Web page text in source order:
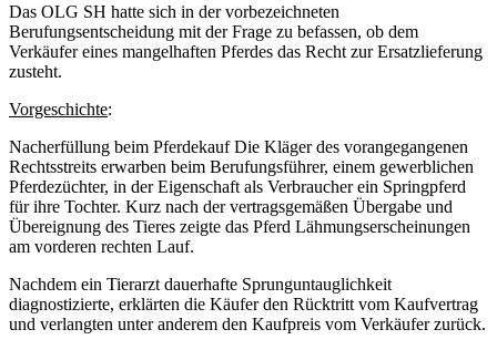
Das OLG SH hatte sich in der vorbezeichneten
Berufungsentscheidung mit der Frage zu befassen, ob dem
Verkäufer eines mangelhaften Pferdes das Recht zur Ersatzlieferung
zusteht.
Vorgeschichte:
Nacherfüllung beim Pferdekauf Die Kläger des vorangegangenen
Rechtsstreits erwarben beim Berufungsführer, einem gewerblichen
Pferdezüchter, in der Eigenschaft als Verbraucher ein Springpferd
für ihre Tochter. Kurz nach der vertragsgemäßen Übergabe und
Übereignung des Tieres zeigte das Pferd Lähmungserscheinungen
am vorderen rechten Lauf.
Nachdem ein Tierarzt dauerhafte Sprunguntauglichkeit
diagnostizierte, erklärten die Käufer den Rücktritt vom Kaufvertrag
und verlangten unter anderem den Kaufpreis vom Verkäufer zurück.